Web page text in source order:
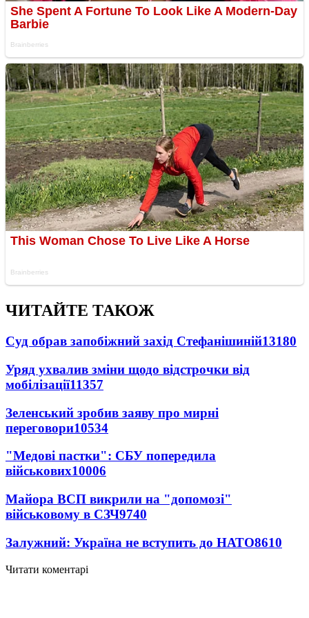
ЧИТАЙТЕ ТАКОЖ
Суд обрав запобіжний захід Стефанішиній13180
Уряд ухвалив зміни щодо відстрочки від
мобілізації11357
Зеленський зробив заяву про мирні
переговори10534
"Медові пастки": СБУ попередила
військових10006
Майора ВСП викрили на "допомозі"
військовому в СЗЧ9740
Залужний: Україна не вступить до НАТО8610
Читати коментарі